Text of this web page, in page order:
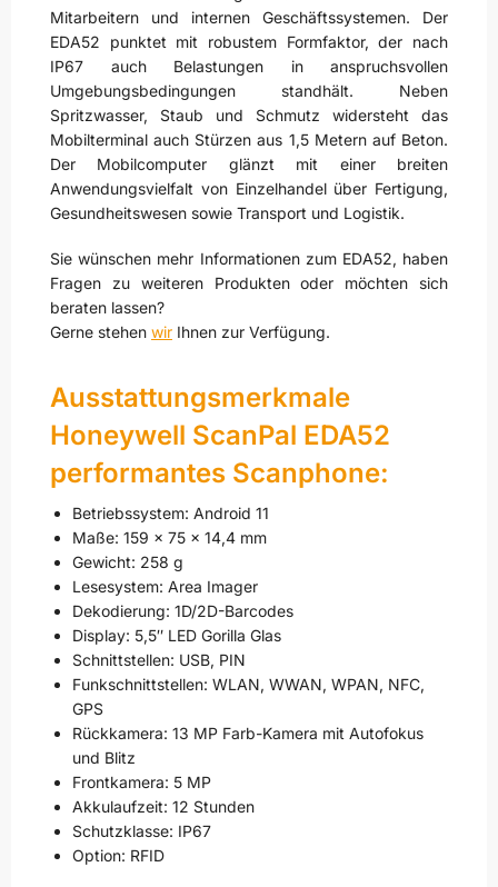
Mitarbeitern und internen Geschäftssystemen. Der
EDA52 punktet mit robustem Formfaktor, der nach
IP67 auch Belastungen in anspruchsvollen
Umgebungsbedingungen standhält. Neben
Spritzwasser, Staub und Schmutz widersteht das
Mobilterminal auch Stürzen aus 1,5 Metern auf Beton.
Der Mobilcomputer glänzt mit einer breiten
Anwendungsvielfalt von Einzelhandel über Fertigung,
Gesundheitswesen sowie Transport und Logistik.
Sie wünschen mehr Informationen zum EDA52, haben
Fragen zu weiteren Produkten oder möchten sich
beraten lassen?
Gerne stehen wir Ihnen zur Verfügung.
Ausstattungsmerkmale
Honeywell ScanPal EDA52
performantes Scanphone:
Betriebssystem: Android 11
Maße: 159 x 75 x 14,4 mm
Gewicht: 258 g
Lesesystem: Area Imager
Dekodierung: 1D/2D-Barcodes
Display: 5,5″ LED Gorilla Glas
Schnittstellen: USB, PIN
Funkschnittstellen: WLAN, WWAN, WPAN, NFC,
GPS
Rückkamera: 13 MP Farb-Kamera mit Autofokus
und Blitz
Frontkamera: 5 MP
Akkulaufzeit: 12 Stunden
Schutzklasse: IP67
Option: RFID